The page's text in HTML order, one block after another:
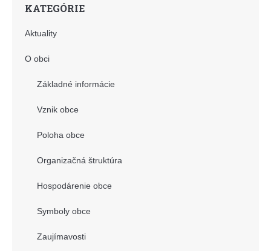
KATEGÓRIE
Aktuality
O obci
Základné informácie
Vznik obce
Poloha obce
Organizačná štruktúra
Hospodárenie obce
Symboly obce
Zaujímavosti